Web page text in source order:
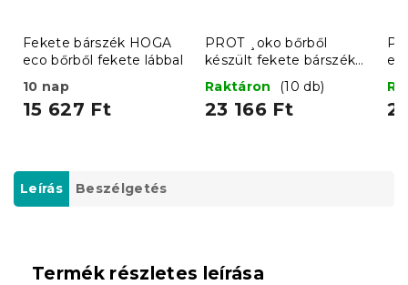
Fekete bárszék HOGA
eco bőrből fekete lábbal
10 nap
15 627 Ft
PROT ¸oko bőrből
készült fekete bárszék
fekete lábbal
Raktáron (10 db)
23 166 Ft
Leírás Beszélgetés
Termék részletes leírása